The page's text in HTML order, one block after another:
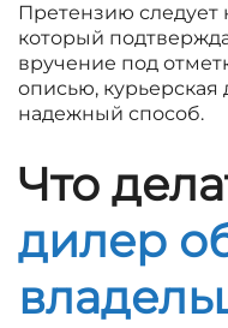
Претензию следует
который
вручение под
описью, курьерская
надежный способ.
Что
дилер